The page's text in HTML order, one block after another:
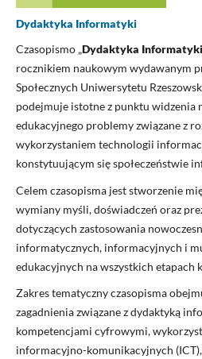
Dydaktyka Informatyki
Czasopismo „Dydaktyka Informatyki
rocznikiem naukowym wydawanym
Społecznych Uniwersytetu
podejmuje istotne z punktu widzenia
edukacyjnego problemy związane z
wykorzystaniem technologii
konstytuującym się społeczeństwie
Celem czasopisma jest stworzenie
wymiany myśli, doświadczeń oraz
dotyczących zastosowania
informatycznych, informacyjnych i
edukacyjnych na wszystkich etapach
Zakres tematyczny czasopisma
zagadnienia związane z dydaktyką
kompetencjami cyfrowymi,
informacyjno-komunikacyjnych